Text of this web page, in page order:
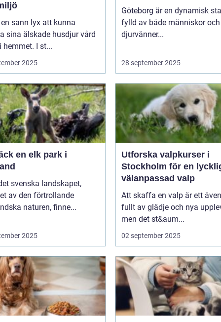
sann lyx att kunna
sina älskade husdjur vård
hemmet. I st...
2025
Göteborg är en dynamisk
fylld av både människor
djurvänner...
28 september 2025
en elk park i
svenska landskapet,
av den förtrollande
naturen, finne...
2025
Utforska valpkurser i
Stockholm för en
välanpassad valp
Att skaffa en valp är ett
fullt av glädje och nya
men det st&aum...
02 september 2025